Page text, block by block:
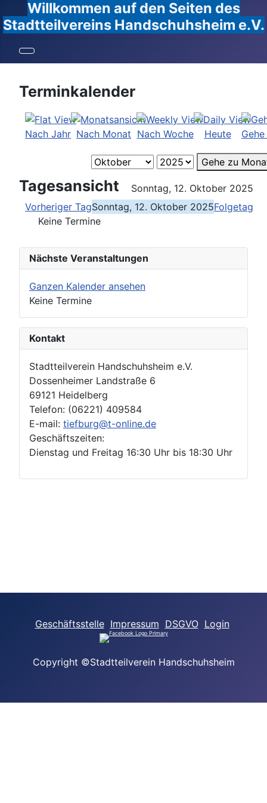
Willkommen auf den Seiten des
Stadtteilvereins Handschuhsheim e.V.
Terminkalender
Nach Jahr Nach Monat Nach Woche Heute
Gehe zu
Tagesansicht
Sonntag, 12. Oktober 2025
Vorheriger TagSonntag, 12. Oktober 2025Folgetag
Keine Termine
Nächste Veranstaltungen
Ganzen Kalender ansehen
Keine Termine
Kontakt
Stadtteilverein Handschuhsheim e.V.
Dossenheimer Landstraße 6
69121 Heidelberg
Telefon: (06221) 409584
E-mail: tiefburg@t-online.de
Geschäftszeiten:
Dienstag und Freitag 16:30 Uhr bis 18:30 Uhr
Geschäftsstelle Impressum DSGVO Login
Copyright ©Stadtteilverein Handschuhsheim